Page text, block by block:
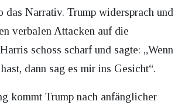
das Narrativ. Trump widersprach und
verbalen Attacken auf die
schoss scharf und sagte: „Wenn
dann sag es mir ins Gesicht“.
kommt Trump nach anfänglicher